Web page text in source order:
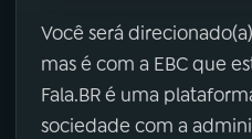
Você será
mas é com a EBC que
Fala.BR é uma
sociedade com a